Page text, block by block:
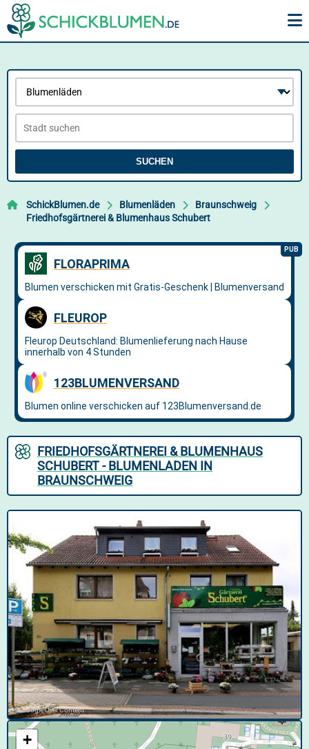
SUCHEN
SchickBlumen.de Blumenläden
Braunschweig
Friedhofsgärtnerei & Blumenhaus Schubert
FRIEDHOFSGÄRTNEREI & BLUMENHAUS
SCHUBERT - BLUMENLADEN IN
BRAUNSCHWEIG
© Google User Content
+